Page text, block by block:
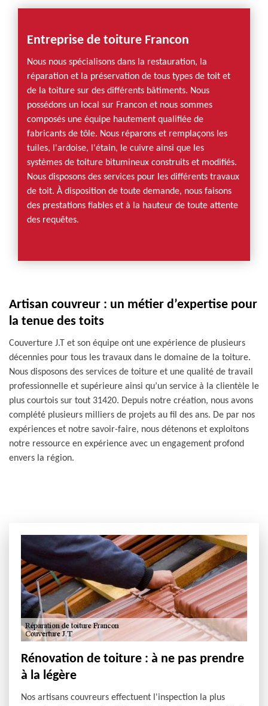
Entreprise de toiture Francon
Nous nous spécialisons dans la restauration, la
réparation et la préservation de tous types de toit et
de la toiture sur des différents bâtiments. Nous
possédons un local sur Francon et nous sommes
composés une équipe hautement qualifiée de
fabricants de tôle. Nous réparons et remplaçons les
tuiles, l'ardoise, l'étain, le cuivre ainsi que les
systèmes de toiture bitumineux construits et modifiés.
Nous disposons des services pour les différents travaux
de toit. À disposition de toute demande, nous faisons
des prestations fiables et à la hauteur de toute attente
des requêtes.
Artisan couvreur : un métier d’expertise pour
la tenue des toits
Couverture J.T et son équipe ont une expérience de plusieurs
décennies pour tous les travaux dans le domaine de la toiture.
Nous disposons des services de toiture et une qualité de travail
professionnelle et supérieure ainsi qu’un service à la clientèle le
plus courtois sur tout 31420. Depuis notre création, nous avons
complété plusieurs milliers de projets au fil des ans. De par nos
expériences et notre savoir-faire, nous détenons et exploitons
notre ressource en expérience avec un engagement profond
envers la région.
Rénovation de toiture : à ne pas prendre
à la légère
Nos artisans couvreurs effectuent l'inspection la plus